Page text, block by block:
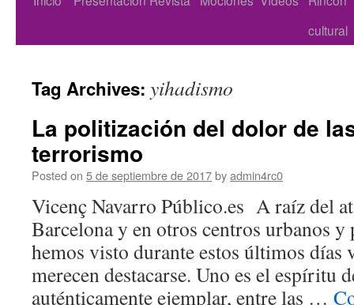
cultural
Tag Archives: yihadismo
La politización del dolor de
terrorismo
Posted on 5 de septiembre de 2017byadmin4rc0
Vicenç Navarro Público.es A raíz del
Barcelona y en otros centros urbanos y
hemos visto durante estos últimos días
merecen destacarse. Uno es el espíritu
auténticamente ejemplar, entre las …